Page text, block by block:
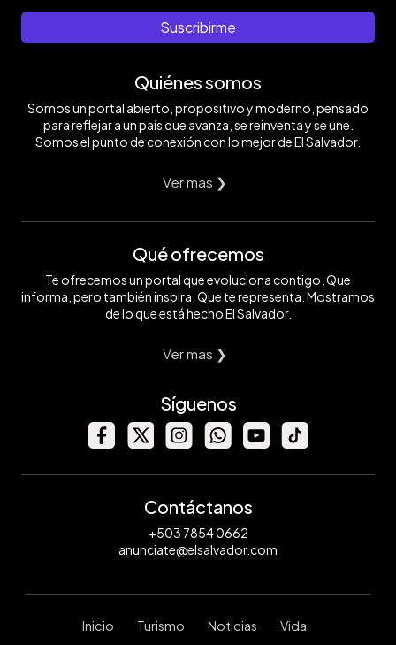
Suscribirme
Quiénes somos
Somos un portal abierto, propositivo y moderno, pensado
para reflejar a un país que avanza, se reinventa y se une.
Somos el punto de conexión con lo mejor de El Salvador.
Ver mas ❯
Qué ofrecemos
Te ofrecemos un portal que evoluciona contigo. Que
informa, pero también inspira. Que te representa. Mostramos
de lo que está hecho El Salvador.
Ver mas ❯
Síguenos
Contáctanos
+503 7854 0662
anunciate@elsalvador.com
Inicio Turismo Noticias Vida